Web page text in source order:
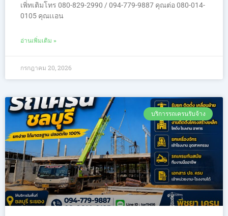
เพิ่ทเติมโทร 080-829-2990 / 094-779-9887 คุณต่อ 080-014-
0105 คุณเเอน
อ่านเพิ่มเติม »
กรกฎาคม 20, 2026
บริการรถเครนรับจ้าง